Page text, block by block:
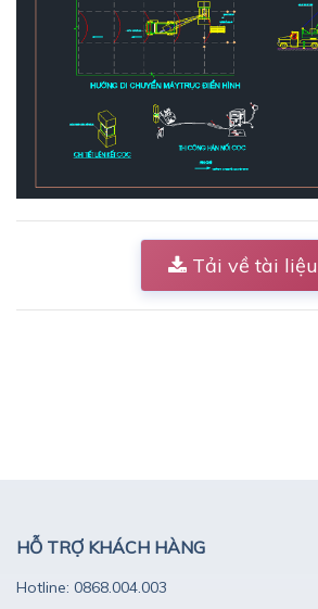
Tải về tài liệu
HỖ TRỢ KHÁCH HÀNG
Hotline: 0868.004.003